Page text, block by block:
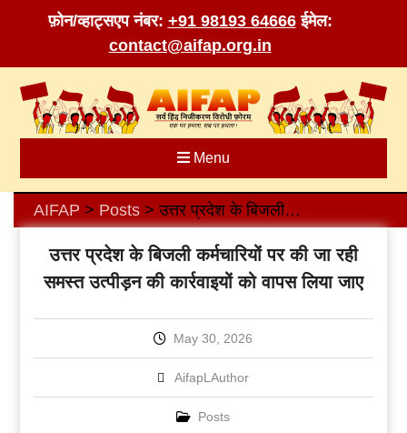
फ़ोन/व्हाट्सएप नंबर: +91 98193 64666 ईमेल:
contact@aifap.org.in
content
Menu
AIFAP > Posts> उत्तर प्रदेश के बिजली कर्मचारियों पर की जा रही समस्त उत्पीड़न की कार्रवाइयों को वापस लिया जाए
उत्तर प्रदेश के बिजली कर्मचारियों पर की जा रही
समस्त उत्पीड़न की कार्रवाइयों को वापस लिया जाए
May 30, 2026
AifapLAuthor
Posts